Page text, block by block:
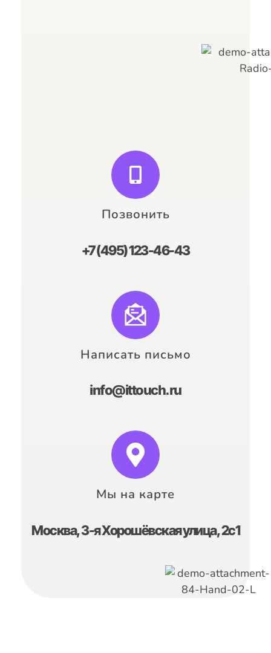
Позвонить
+7 (495) 123-46-43
Написать письмо
info@ittouch.ru
Мы на карте
Москва, 3-я Хорошёвская улица, 2с1